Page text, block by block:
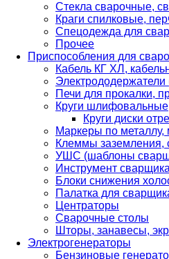
Стекла сварочные,
Краги спилковые,
Спецодежда для
Прочее
Приспособления для
Кабель КГ ХЛ,
Печи для прокалки,
Круги
Круги диски
Маркеры по металлу,
Клеммы заземления,
УШС (шаблоны
Инструмент сварщика
Блоки снижения
Палатка для
Центраторы
Сварочные столы
Шторы, занавесы,
Электрогенераторы
Бензиновые